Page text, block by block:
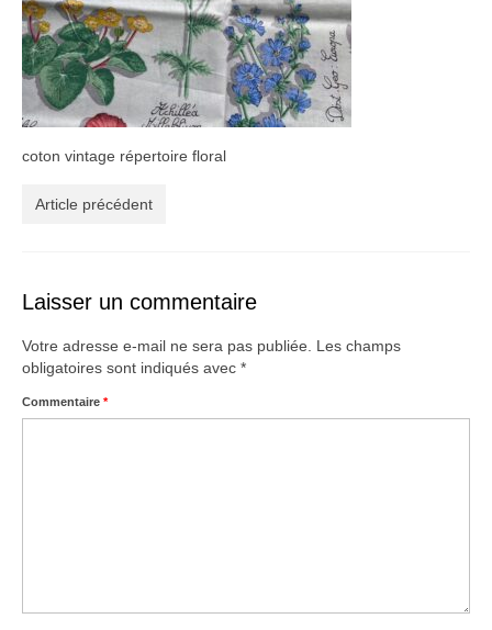
Mercerie
Dressing
Linge ancien
Ephemera
Créations
À propos
Blog
Galerie
coton vintage répertoire floral
Article précédent
Laisser un commentaire
Votre adresse e-mail ne sera pas publiée.
Les champs
obligatoires sont indiqués avec *
Commentaire *